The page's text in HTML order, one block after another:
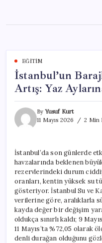
content
EĞITIM
İstanbul’un
Artış: Yaz
ByYusuf Kurt
11 Mayıs 2026
2 Min
İstanbul’da son günlerde
havzalarında beklenen
rezervlerindeki durum
oranları, kentin yüksek su
gösteriyor. İstanbul Su ve
verilerine göre, aralıklarla
kayda değer bir değişim
oldukça sınırlı kaldı; 9
11 Mayıs’ta %72,05 olarak
denli durağan olduğunu